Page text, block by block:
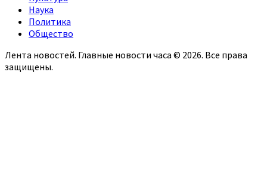
Наука
Политика
Общество
Лента новостей. Главные новости часа © 2026. Все права
защищены.